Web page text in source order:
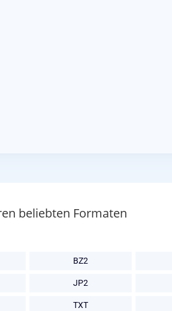
beliebten Formaten
BZ2
JP2
TXT